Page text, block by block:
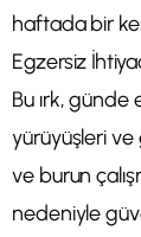
haftada bir
Egzersiz
Bu ırk,
yürüyüşleri ve
ve burun
nedeniyle